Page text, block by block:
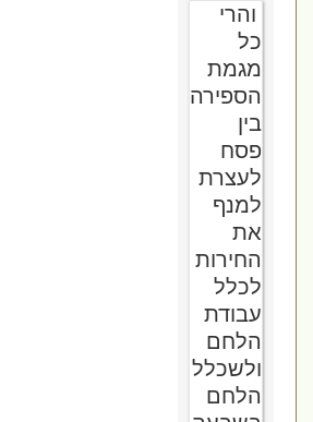
והרי
כל
מגמת
הספירה
בין
פסח
לעצרת
למנף
את
החירות
לכלל
עבודת
הלחם
ולשכלל
הלחם